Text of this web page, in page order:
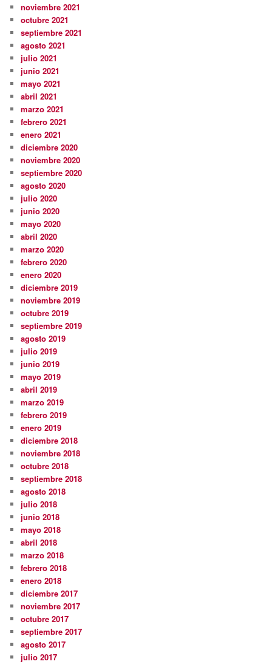
noviembre 2021
octubre 2021
septiembre 2021
agosto 2021
julio 2021
junio 2021
mayo 2021
abril 2021
marzo 2021
febrero 2021
enero 2021
diciembre 2020
noviembre 2020
septiembre 2020
agosto 2020
julio 2020
junio 2020
mayo 2020
abril 2020
marzo 2020
febrero 2020
enero 2020
diciembre 2019
noviembre 2019
octubre 2019
septiembre 2019
agosto 2019
julio 2019
junio 2019
mayo 2019
abril 2019
marzo 2019
febrero 2019
enero 2019
diciembre 2018
noviembre 2018
octubre 2018
septiembre 2018
agosto 2018
julio 2018
junio 2018
mayo 2018
abril 2018
marzo 2018
febrero 2018
enero 2018
diciembre 2017
noviembre 2017
octubre 2017
septiembre 2017
agosto 2017
julio 2017